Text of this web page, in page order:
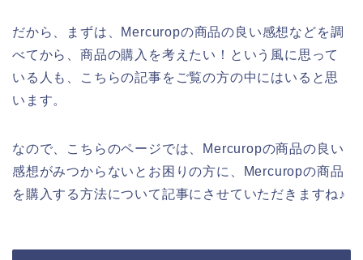
だから、まずは、Mercuropの商品の良い感想などを調
べてから、商品の購入を考えたい！という風に思って
いる人も、こちらの記事をご覧の方の中にはいると思
います。
なので、こちらのページでは、Mercuropの商品の良い
感想がみつからないとお困りの方に、Mercuropの商品
を購入する方法について記事にさせていただきますね♪